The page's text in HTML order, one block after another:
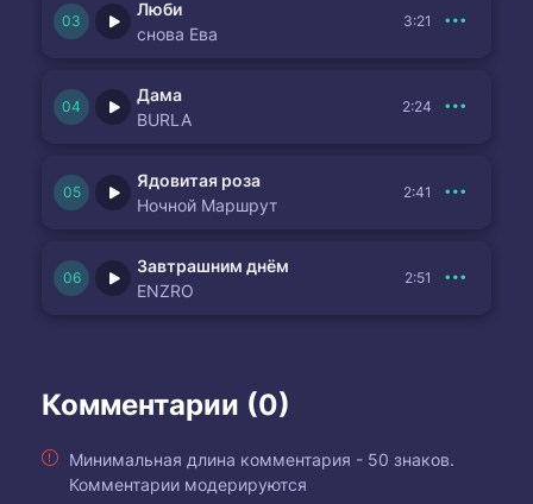
Люби
снова Ева
3:21
Дама
BURLA
2:24
Ядовитая роза
Ночной Маршрут
2:41
Завтрашним днём
ENZRO
2:51
Комментарии (0)
Минимальная длина комментария - 50 знаков.
Комментарии модерируются